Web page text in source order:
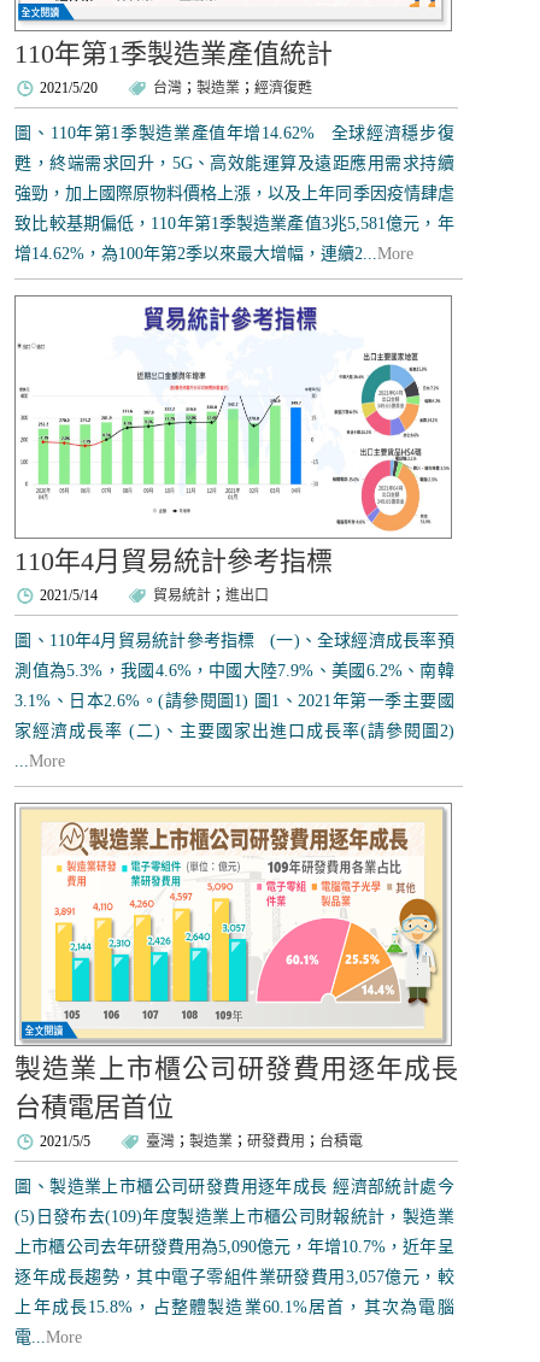
110年第1季製造業產值統計
2021/5/20 台灣 ；製造業 ；經濟復甦
圖、110年第1季製造業產值年增14.62% 全球經濟穩步復
甦，終端需求回升，5G、高效能運算及遠距應用需求持續
強勁，加上國際原物料價格上漲，以及上年同季因疫情肆虐
致比較基期偏低，110年第1季製造業產值3兆5,581億元，年
增14.62%，為100年第2季以來最大增幅，連續2...More
110年4月貿易統計參考指標
2021/5/14 貿易統計 ；進出口
圖、110年4月貿易統計參考指標 (一)、全球經濟成長率預
測值為5.3%，我國4.6%，中國大陸7.9%、美國6.2%、南韓
3.1%、日本2.6%。(請參閱圖1) 圖1、2021年第一季主要國
家經濟成長率 (二)、主要國家出進口成長率(請參閱圖2)
...More
製造業上市櫃公司研發費用逐年成長
台積電居首位
2021/5/5 臺灣 ；製造業 ；研發費用 ； 台積電
圖、製造業上市櫃公司研發費用逐年成長 經濟部統計處今
(5)日發布去(109)年度製造業上市櫃公司財報統計，製造業
上市櫃公司去年研發費用為5,090億元，年增10.7%，近年呈
逐年成長趨勢，其中電子零組件業研發費用3,057億元，較
上年成長15.8%，占整體製造業60.1%居首，其次為電腦
電...More